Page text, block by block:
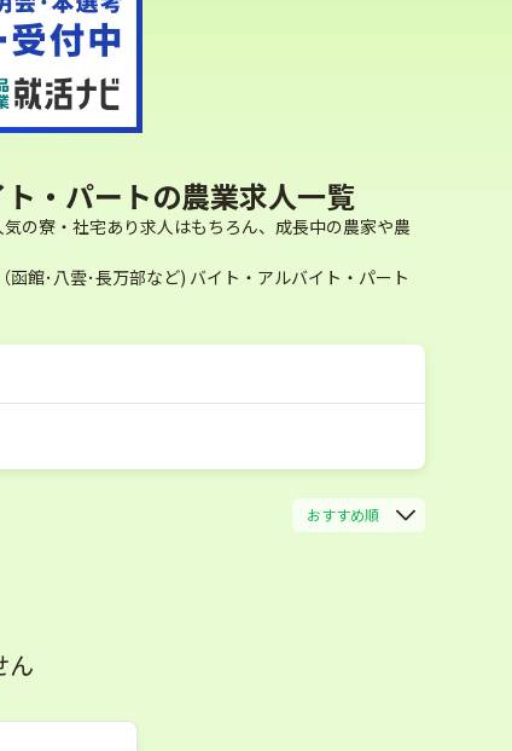
・パートの農業求人一覧
の寮・社宅あり求人はもちろん、成長中の農家や農
館･八雲･長万部など) バイト・アルバイト・パート
おすすめ順
ん